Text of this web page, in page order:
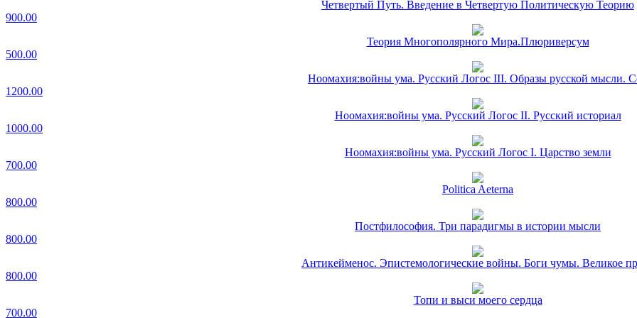
Четвертый Путь. Введение в Четвертую Политическую Теорию
900.00
Теория Многополярного Мира.Плюриверсум
500.00
Ноомахия:войны ума. Русский Логос III. Образы русской мысли.
1200.00
Ноомахия:войны ума. Русский Логос II. Русский историал
1000.00
Ноомахия:войны ума. Русский Логос I. Царство земли
700.00
Politica Aeterna
800.00
Постфилософия. Три парадигмы в истории мысли
800.00
Антикейменос. Эпистемологические войны. Боги чумы. Великое
800.00
Топи и выси моего сердца
700.00